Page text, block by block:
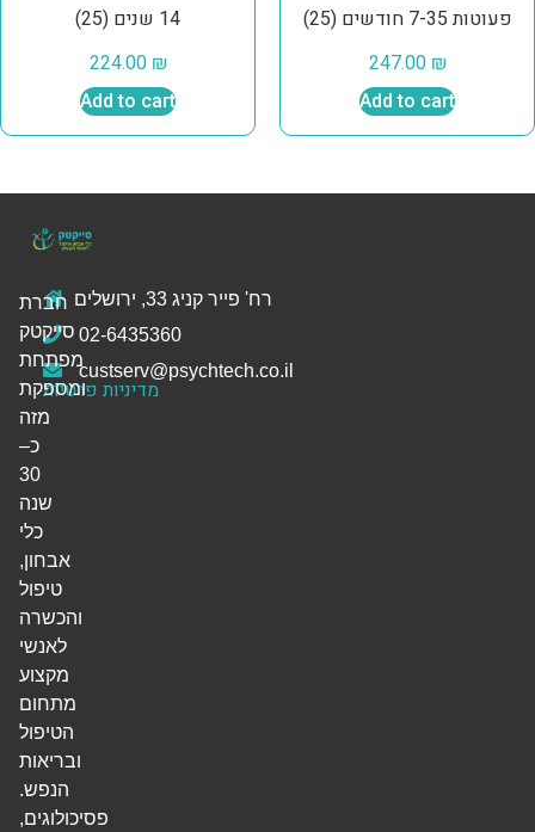
14 שנים (25)
224.00 ₪
Add to cart
פעוטות 7-35 חודשים (25)
247.00 ₪
Add to cart
רח' פייר קניג 33, ירושלים
02-6435360
custserv@psychtech.co.il
מדיניות פרטיות
חברת
סייקטק
מפתחת
ומספקת
מזה
כ–
30
שנה
כלי
אבחון,
טיפול
והכשרה
לאנשי
מקצוע
מתחום
הטיפול
ובריאות
הנפש.
פסיכולוגים,